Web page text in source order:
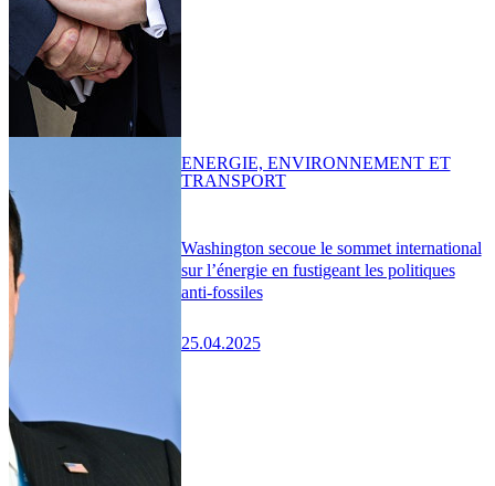
Washington secoue le sommet international
sur l’énergie en fustigeant les politiques
anti-fossiles
25.04.2025
ENERGIE, ENVIRONNEMENT ET
TRANSPORT